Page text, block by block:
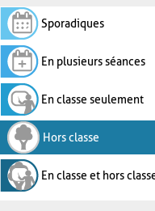
Sporadiques
En plusieurs séances
En classe seulement
Hors classe
En classe et hors